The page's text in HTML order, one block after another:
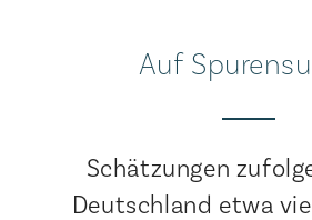
Auf
Schätzungen
Deutschland etwa